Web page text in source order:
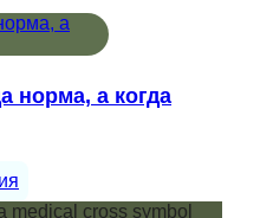
норма, а когда